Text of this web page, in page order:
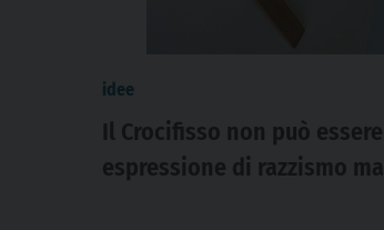
idee
Il Crocifisso non può essere
espressione di razzismo ma